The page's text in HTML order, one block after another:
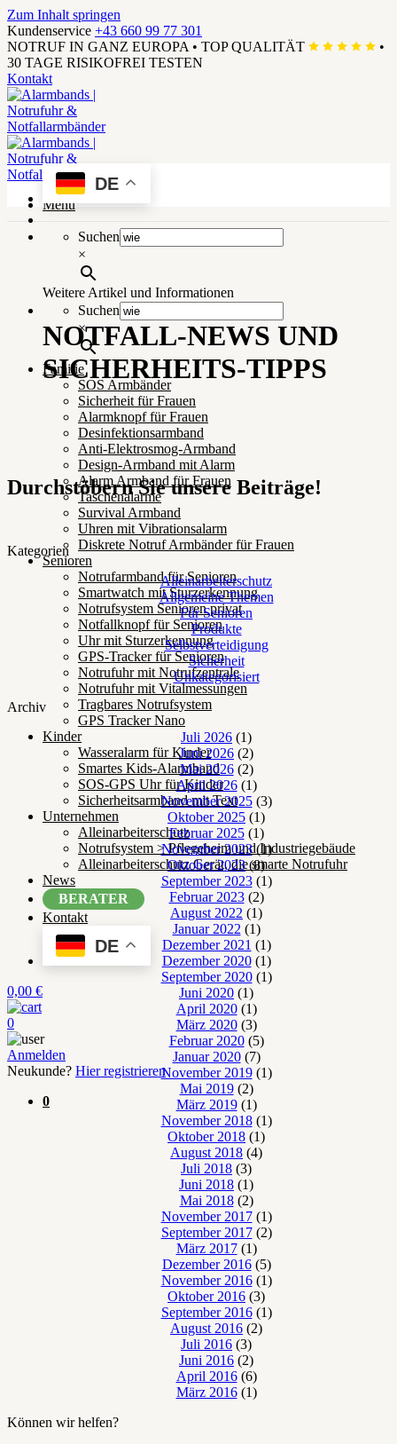
Zum Inhalt springen
Kundenservice +43 660 99 77 301
NOTRUF IN GANZ EUROPA • TOP QUALITÄT
•
30 TAGE RISIKOFREI TESTEN
Kontakt
Menü
Suchen
×
Suchen
×
Familie
SOS Armbänder
Sicherheit für Frauen
Alarmknopf für Frauen
Desinfektionsarmband
Anti-Elektrosmog-Armband
Design-Armband mit Alarm
Alarm Armband für Frauen
Taschenalarme
Survival Armband
Uhren mit Vibrationsalarm
Diskrete Notruf Armbänder für Frauen
Senioren
Notrufarmband für Senioren
Smartwatch mit Sturzerkennung
Notrufsystem Senioren privat
Notfallknopf für Senioren
Uhr mit Sturzerkennung
GPS-Tracker für Senioren
Notrufuhr mit Notrufzentrale
Notrufuhr mit Vitalmessungen
Tragbares Notrufsystem
GPS Tracker Nano
Kinder
Wasseralarm für Kinder
Smartes Kids-Alarmband
SOS-GPS Uhr für Kinder
Sicherheitsarmband mit Text
Unternehmen
Alleinarbeiterschutz
Notrufsystem > Pflegeheim und Industriegebäude
Alleinarbeiterschutz Gerät, die smarte Notrufuhr
News
BERATER
Kontakt
DE
0,00 €
0
Anmelden
Neukunde? Hier registrieren
0
DE
Weitere Artikel und Informationen
NOTFALL-NEWS UND
SICHERHEITS-TIPPS
Durchstöbern Sie unsere Beiträge!
Kategorien
Alleinarbeiterschutz
Allgemeine Themen
Für Senioren
Produkte
Selbstverteidigung
Sicherheit
Unkategorisiert
Archiv
Juli 2026 (1)
Juni 2026 (2)
Mai 2026(2)
April 2026(1)
November 2025(3)
Oktober 2025 (1)
Februar 2025(1)
November 2023(1)
Oktober 2023(8)
September 2023(1)
Februar 2023(2)
August 2022 (1)
Januar 2022(1)
Dezember 2021 (1)
Dezember 2020(1)
September 2020(1)
Juni 2020 (1)
April 2020(1)
März 2020(3)
Februar 2020(5)
Januar 2020(7)
November 2019(1)
Mai 2019(2)
März 2019(1)
November 2018(1)
Oktober 2018 (1)
August 2018 (4)
Juli 2018 (3)
Juni 2018 (1)
Mai 2018(2)
November 2017(1)
September 2017(2)
März 2017(1)
Dezember 2016(5)
November 2016(1)
Oktober 2016 (3)
September 2016(1)
August 2016 (2)
Juli 2016 (3)
Juni 2016 (2)
April 2016(6)
März 2016(1)
Können wir helfen?